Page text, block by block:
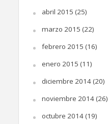
abril 2015 (25)
marzo 2015 (22)
febrero 2015 (16)
enero 2015 (11)
diciembre 2014(20)
noviembre 2014(26)
octubre 2014(19)